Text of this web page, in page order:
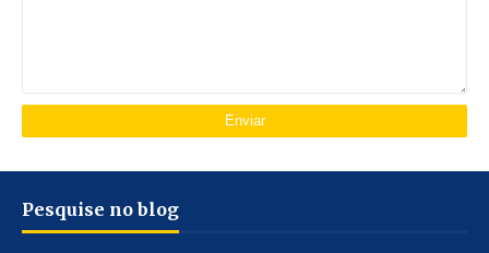
Pesquise no blog